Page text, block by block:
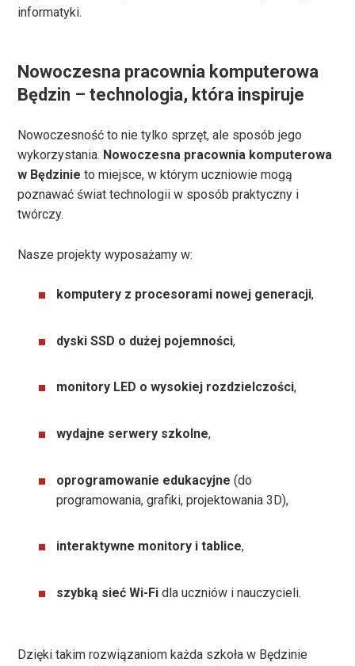
informatyki.
Nowoczesna pracownia komputerowa
Będzin – technologia, która inspiruje
Nowoczesność to nie tylko sprzęt, ale sposób jego
wykorzystania. Nowoczesna pracownia komputerowa
w Będzinie to miejsce, w którym uczniowie mogą
poznawać świat technologii w sposób praktyczny i
twórczy.
Nasze projekty wyposażamy w:
komputery z procesorami nowej generacji,
dyski SSD o dużej pojemności,
monitory LED o wysokiej rozdzielczości,
wydajne serwery szkolne,
oprogramowanie edukacyjne (do
programowania, grafiki, projektowania 3D),
interaktywne monitory i tablice,
szybką sieć Wi-Fi dla uczniów i nauczycieli.
Dzięki takim rozwiązaniom każda szkoła w Będzinie